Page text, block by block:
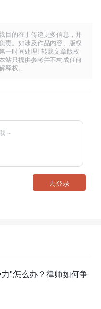
目的在于传递更多信息，并
责。如涉及作品内容、版权
一时间处理! 转载文章版权
站只提供参考并不构成任何
权。
去登录
"怎么办？律师如何争